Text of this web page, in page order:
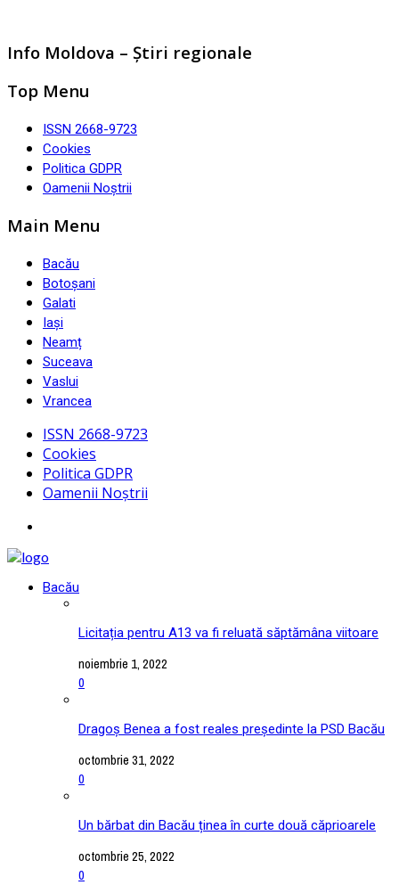
Info Moldova – Știri regionale
Top Menu
ISSN 2668-9723
Cookies
Politica GDPR
Oamenii Noștrii
Main Menu
Bacău
Botoșani
Galati
Iași
Neamț
Suceava
Vaslui
Vrancea
ISSN 2668-9723
Cookies
Politica GDPR
Oamenii Noștrii
Bacău
Licitația pentru A13 va fi reluată săptămâna viitoare
noiembrie 1, 2022
0
Dragoș Benea a fost reales președinte la PSD Bacău
octombrie 31, 2022
0
Un bărbat din Bacău ținea în curte două căprioarele
octombrie 25, 2022
0